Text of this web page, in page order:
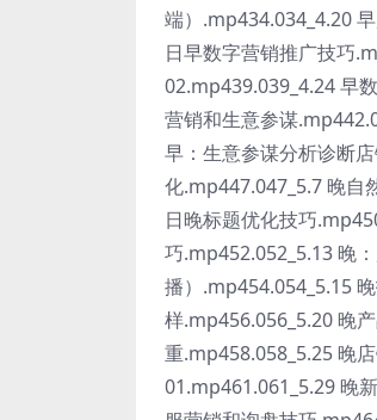
端）.mp434.034_4.20
日早数字营销推广技巧
02.mp439.039_4.24 早
营销和生意参谋
早：生意参谋分析诊断
化.mp447.047_5.7 晚自
日晚标题优化技巧
巧.mp452.052_5.13 晚
播）.mp454.054_5.15
样.mp456.056_5.20 晚
重.mp458.058_5.25 晚
01.mp461.061_5.29 晚